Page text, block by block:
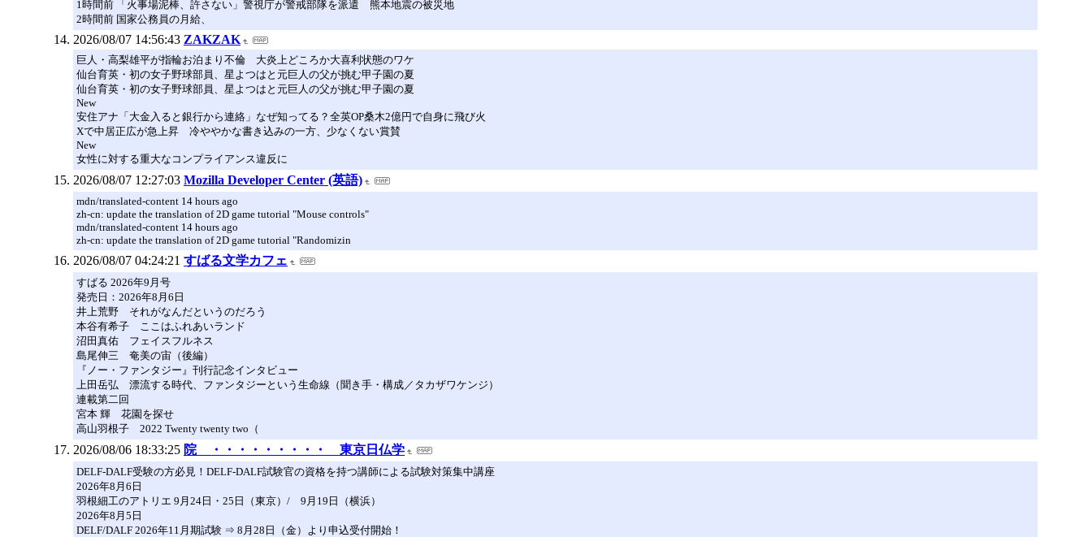
1時間前 「火事場泥棒、許さない」警視庁が警戒部隊を派遣 熊本地震の被災地
2時間前 国家公務員の月給、
2026/08/07 14:56:43 ZAKZAK
巨人・高梨雄平が指輪お泊まり不倫 大炎上どころか大喜利状態のワケ
仙台育英・初の女子野球部員、星よつはと元巨人の父が挑む甲子園の夏
仙台育英・初の女子野球部員、星よつはと元巨人の父が挑む甲子園の夏
New
安住アナ「大金入ると銀行から連絡」なぜ知ってる？全英OP桑木2億円で自身に飛び火
Xで中居正広が急上昇 冷ややかな書き込みの一方、少なくない賞賛
New
女性に対する重大なコンプライアンス違反に
2026/08/07 12:27:03 Mozilla Developer Center (英語)
mdn/translated-content 14 hours ago
zh-cn: update the translation of 2D game tutorial "Mouse controls"
mdn/translated-content 14 hours ago
zh-cn: update the translation of 2D game tutorial "Randomizin
2026/08/07 04:24:21 すばる文学カフェ
すばる 2026年9月号
発売日：2026年8月6日
井上荒野 それがなんだというのだろう
本谷有希子 ここはふれあいランド
沼田真佑 フェイスフルネス
島尾伸三 奄美の宙（後編）
『ノー・ファンタジー』刊行記念インタビュー
上田岳弘 漂流する時代、ファンタジーという生命線（聞き手・構成／タカザワケンジ）
連載第二回
宮本 輝 花園を探せ
高山羽根子 2022 Twenty twenty two（
2026/08/06 18:33:25 院 ・・・・・・・・・ 東京日仏学
DELF-DALF受験の方必見！DELF-DALF試験官の資格を持つ講師による試験対策集中講座
2026年8月6日
羽根細工のアトリエ 9月24日・25日（東京）/ 9月19日（横浜）
2026年8月5日
DELF/DALF 2026年11月期試験 ⇒ 8月28日（金）より申込受付開始！